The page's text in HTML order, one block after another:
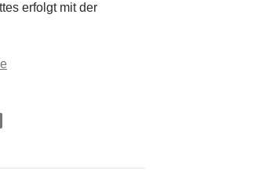
erfolgt mit der